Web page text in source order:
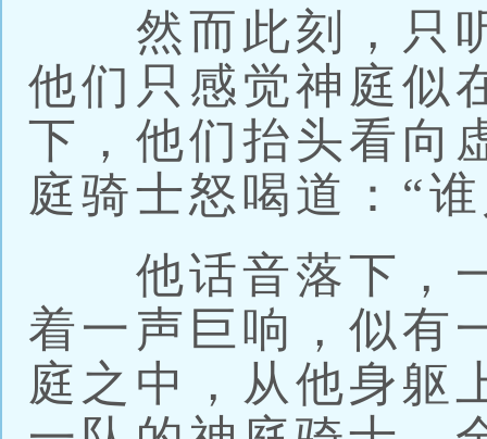
然而此刻，只听
他们只感觉神庭似
下，他们抬头看向
庭骑士怒喝道：“
他话音落下，一
着一声巨响，似有
庭之中，从他身躯